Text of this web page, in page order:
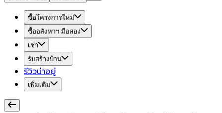
ซื้อโครงการใหม่
ซื้ออสังหาฯ มือสอง
เช่า
รับสร้างบ้าน
รีวิวน่าอยู่
เพิ่มเติม